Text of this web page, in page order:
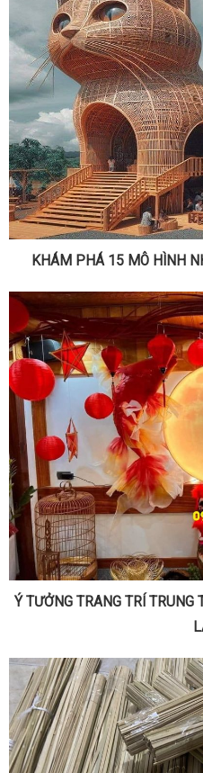
KHÁM PHÁ 15 MÔ HÌNH
Ý TƯỞNG TRANG TRÍ